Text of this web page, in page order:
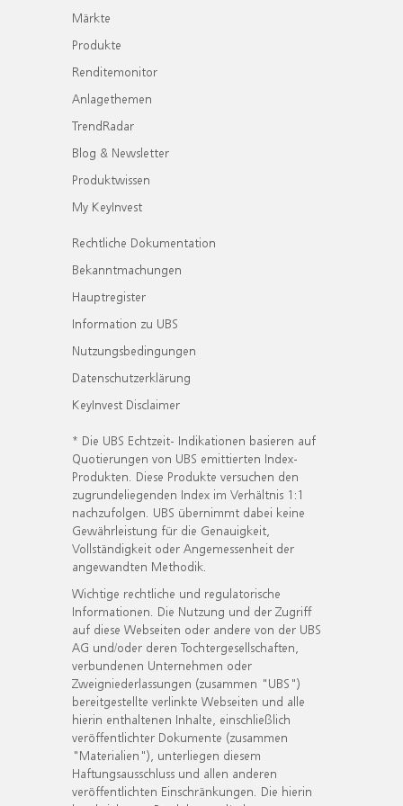
Märkte
Produkte
Renditemonitor
Anlagethemen
TrendRadar
Blog & Newsletter
Produktwissen
My KeyInvest
Rechtliche Dokumentation
Bekanntmachungen
Hauptregister
Information zu UBS
Nutzungsbedingungen
Datenschutzerklärung
KeyInvest Disclaimer
* Die UBS Echtzeit- Indikationen basieren auf
Quotierungen von UBS emittierten Index-
Produkten. Diese Produkte versuchen den
zugrundeliegenden Index im Verhältnis 1:1
nachzufolgen. UBS übernimmt dabei keine
Gewährleistung für die Genauigkeit,
Vollständigkeit oder Angemessenheit der
angewandten Methodik.
Wichtige rechtliche und regulatorische
Informationen. Die Nutzung und der Zugriff
auf diese Webseiten oder andere von der UBS
AG und/oder deren Tochtergesellschaften,
verbundenen Unternehmen oder
Zweigniederlassungen (zusammen "UBS")
bereitgestellte verlinkte Webseiten und alle
hierin enthaltenen Inhalte, einschließlich
veröffentlichter Dokumente (zusammen
"Materialien"), unterliegen diesem
Haftungsausschluss und allen anderen
veröffentlichten Einschränkungen. Die hierin